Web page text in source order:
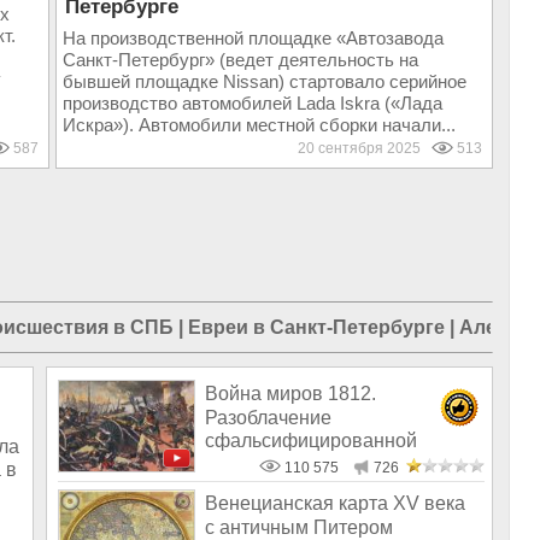
587
Петербурге
На производственной площадке «Автозавода
Санкт-Петербург» (ведет деятельность на
бывшей площадке Nissan) стартовало серийное
производство автомобилей Lada Iskra («Лада
Искра»). Автомобили местной сборки начали...
20 сентября 2025 513
в СПБ Евреи в Санкт-Петербурге
в
Война миров 1812.
Разоблачение
сфальсифицированной
истории России
110 575 726
Венецианская карта XV века
с античным Питером